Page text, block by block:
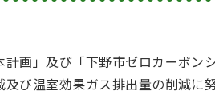
画」及び「下野市ゼロカーボン
び温室効果ガス排出量の削減に